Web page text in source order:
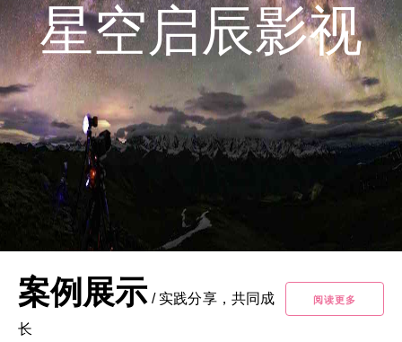
星空启辰影视
案例展示 / 实践分享，共同成
长
阅读更多